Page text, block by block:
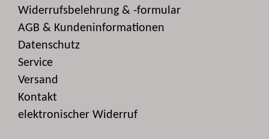
Widerrufsbelehrung & -formular
AGB & Kundeninformationen
Datenschutz
Service
Versand
Kontakt
elektronischer Widerruf